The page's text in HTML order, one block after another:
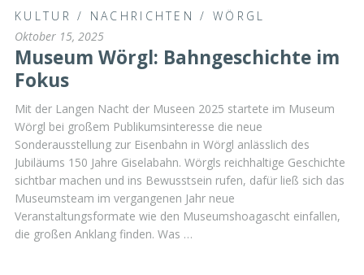
KULTUR / NACHRICHTEN /WÖRGL
Oktober 15, 2025
Museum Wörgl: Bahngeschichte im
Fokus
Mit der Langen Nacht der Museen 2025 startete im Museum
Wörgl bei großem Publikumsinteresse die neue
Sonderausstellung zur Eisenbahn in Wörgl anlässlich des
Jubiläums 150 Jahre Giselabahn. Wörgls reichhaltige Geschichte
sichtbar machen und ins Bewusstsein rufen, dafür ließ sich das
Museumsteam im vergangenen Jahr neue
Veranstaltungsformate wie den Museumshoagascht einfallen,
die großen Anklang finden. Was …